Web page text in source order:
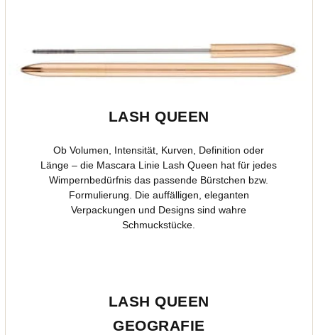
LASH QUEEN
Ob Volumen, Intensität, Kurven, Definition oder
Länge – die Mascara Linie Lash Queen hat für jedes
Wimpernbedürfnis das passende Bürstchen bzw.
Formulierung. Die auffälligen, eleganten
Verpackungen und Designs sind wahre
Schmuckstücke.
LASH QUEEN
GEOGRAFIE